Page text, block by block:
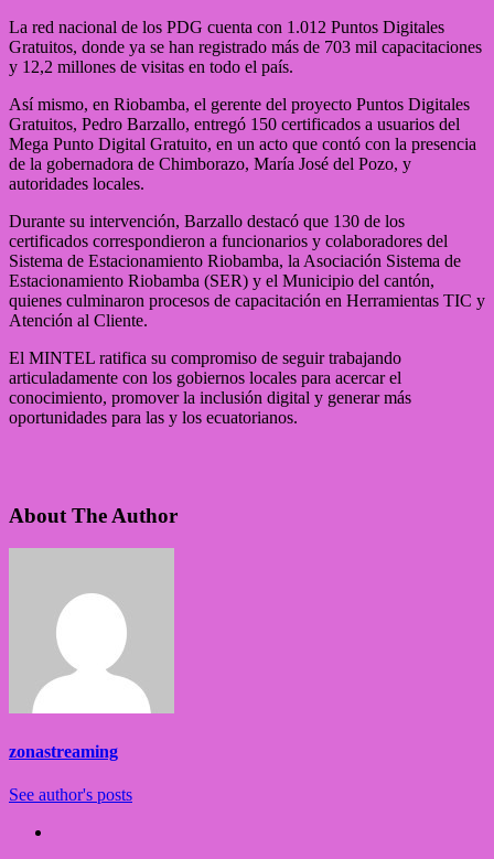
La red nacional de los PDG cuenta con 1.012 Puntos Digitales
Gratuitos, donde ya se han registrado más de 703 mil capacitaciones
y 12,2 millones de visitas en todo el país.
Así mismo, en Riobamba, el gerente del proyecto Puntos Digitales
Gratuitos, Pedro Barzallo, entregó 150 certificados a usuarios del
Mega Punto Digital Gratuito, en un acto que contó con la presencia
de la gobernadora de Chimborazo, María José del Pozo, y
autoridades locales.
Durante su intervención, Barzallo destacó que 130 de los
certificados correspondieron a funcionarios y colaboradores del
Sistema de Estacionamiento Riobamba, la Asociación Sistema de
Estacionamiento Riobamba (SER) y el Municipio del cantón,
quienes culminaron procesos de capacitación en Herramientas TIC y
Atención al Cliente.
El MINTEL ratifica su compromiso de seguir trabajando
articuladamente con los gobiernos locales para acercar el
conocimiento, promover la inclusión digital y generar más
oportunidades para las y los ecuatorianos.
About The Author
zonastreaming
See author's posts